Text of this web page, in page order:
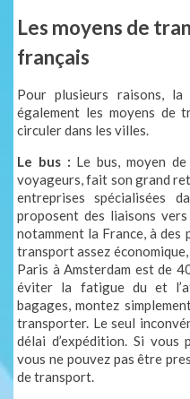
Les moyens de
français
Pour plusieurs raisons,
également les moyens de
circuler dans les villes.
Le bus : Le bus, moyen
voyageurs, fait son grand
entreprises spécialisées
proposent des liaisons
notamment la France, à des
transport assez
Paris à Amsterdam est de
éviter la fatigue du et
bagages, montez
transporter. Le seul
délai d’expédition. Si vous
vous ne pouvez pas être
de transport.